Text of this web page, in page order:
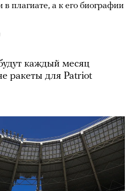
в плагиате, а к его биографии
каждый месяц
ракеты для Patriot